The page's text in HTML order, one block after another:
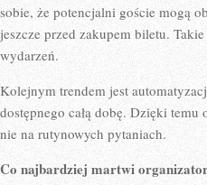
sobie, że potencjalni goście mogą
jeszcze przed zakupem biletu.
wydarzeń.
Kolejnym trendem jest
dostępnego całą dobę. Dzięki
nie na rutynowych pytaniach.
Co najbardziej martwi